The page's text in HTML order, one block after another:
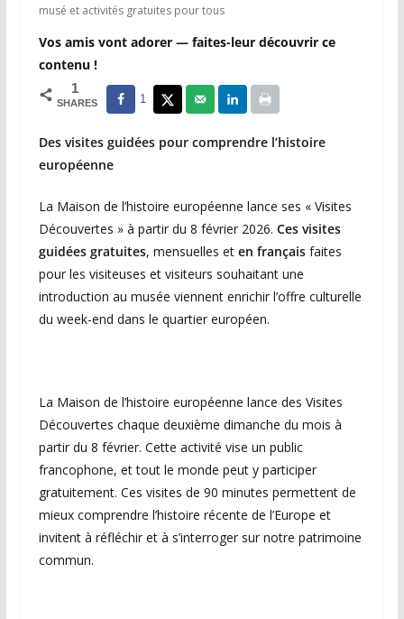
musé et activités gratuites pour tous
Vos amis vont adorer — faites-leur découvrir ce
contenu !
1
SHARES 1
Des visites guidées pour comprendre l’histoire
européenne
La Maison de l’histoire européenne lance ses « Visites
Découvertes » à partir du 8 février 2026. Ces visites
guidées gratuites, mensuelles et en françaisfaites
pour les visiteuses et visiteurs souhaitant une
introduction au musée viennent enrichir l’offre culturelle
du week-end dans le quartier européen.
La Maison de l’histoire européenne lance des Visites
Découvertes chaque deuxième dimanche du mois à
partir du 8 février. Cette activité vise un public
francophone, et tout le monde peut y participer
gratuitement. Ces visites de 90 minutes permettent de
mieux comprendre l’histoire récente de l’Europe et
invitent à réfléchir et à s’interroger sur notre patrimoine
commun.